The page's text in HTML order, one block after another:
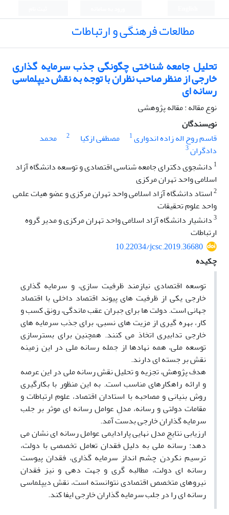
مطالعات فرهنگی و ارتباطات
تحلیل جامعه شناختی چگونگی جذب سرمایه گذاری
خارجی از منظر صاحب نظران با توجه به نقش دیپلماسی
رسانه ای
نوع مقاله : مقاله پژوهشی
نویسندگان
قاسم روح اله زاده اندواری1 مصطفی ازکیا 2
محمد
دادگران3
1 دانشجوی دکترای جامعه شناسی اقتصادی و توسعه دانشگاه آزاد
اسلامی واحد تهران مرکزی
2استاد دانشگاه آزاد اسلامی واحد تهران مرکزی و عضو هیات علمی
واحد علوم تحقیقات
3دانشیار دانشگاه آزاد اسلامی واحد تهران مرکزی و مدیر گروه
ارتباطات
10.22034/jcsc.2019.36680
چکیده
توسعه اقتصادی نیازمند ظرفیت سازی، و سرمایه گذاری
خارجی یکی از ظرفیت های پیوند اقتصاد داخلی با اقتصاد
جهانی است. دولت ها برای جبران عقب ماندگی، رونق کسب و
کار، بهره گیری از مزیت های نسبی، برای جذب سرمایه های
خارجی تدابیری اتخاذ می کنند. همچنین برای بسترسازی
توسعه ملی، همه نهادها از جمله رسانه ملی در این زمینه
نقش بر جسته ای دارند.
هدف پژوهش، تجزیه و تحلیل نقش رسانه ملی در این عرصه
و ارائه راهکارهای مناسب است. به این منظور با بکارگیری
روش بنیانی و مصاحبه با استادان اقتصاد، علوم ارتباطات و
مقامات دولتی و رسانه، مدلِ عوامل رسانه ای موثر بر جلب
سرمایه گذاران خارجی بدست آمد.
ارزیابی نتایج مدل نهایی پارادایمی عوامل رسانه ای نشان می
دهد: رسانه ملی به دلیل فقدان تعامل تخصصی با دولت،
ترسیم نکردن چشم انداز سرمایه گذاری، فقدان پیوست
رسانه ای دولت، مطالبه گری و جهت دهی و نیز فقدان
نیروهای متخصص اقتصادی نتوانسته است، نقش دیپلماسی
رسانه ای را در جلب سرمایه گذاران خارجی ایفا کند.